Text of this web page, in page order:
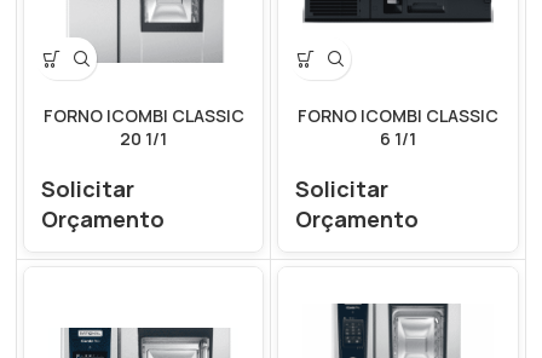
FORNO ICOMBI CLASSIC
20 1/1
Solicitar
Orçamento
FORNO ICOMBI CLASSIC
6 1/1
Solicitar
Orçamento